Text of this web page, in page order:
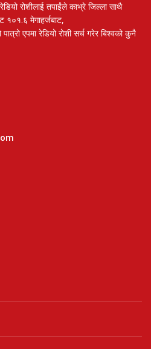
रोशीलाई तपाईंले काभ्रे जिल्ला साथै
१०१.६ मेगाहर्जबाट,
एपमा रेडियो रोशी सर्च गरेर बिश्वको कुनै